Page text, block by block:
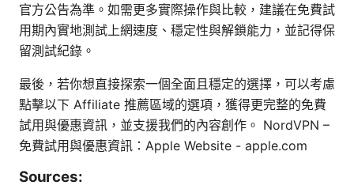
官方公告為準。如需更多實際操作與比較，建議在免費試
用期內實地測試上網速度、穩定性與解鎖能力，並記得保
留測試紀錄。
最後，若你想直接探索一個全面且穩定的選擇，可以考慮
點擊以下 Affiliate 推薦區域的選項，獲得更完整的免費
試用與優惠資訊，並支援我們的內容創作。 NordVPN –
免費試用與優惠資訊：Apple Website - apple.com
Sources: